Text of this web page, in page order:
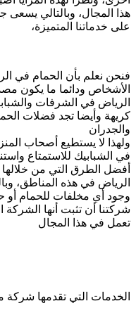
هذا المجال، وبالتالي يسعى
على خدماتنا المتميزة،
فنحن نعلم بأن الحمام في
الأشخاص ودائما ما يكون
الرياض في الشرفات
كريهة وأيضا تجد فضلات
والجدران
ولهذا لا يستطيع أصحاب
في الشبابيك للاستمتاع
أفضل الطرق التي من
الرياض في هذه المناطق،
وجود أي مخلفات للحمام أو
شركتنا أن تثبت أنها
تعمل في هذا المجال
الخدمات التي تقدمها شركة